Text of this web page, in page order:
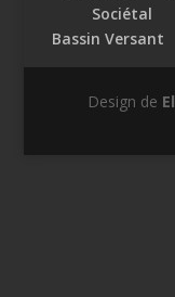
Sociétal
Bassin Versant
Design de